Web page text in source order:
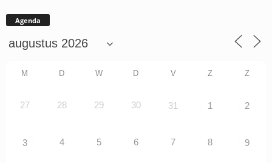
Agenda
M D W D V Z Z
27 28 29 30 31 1 2
3 4 5 6 7 8 9